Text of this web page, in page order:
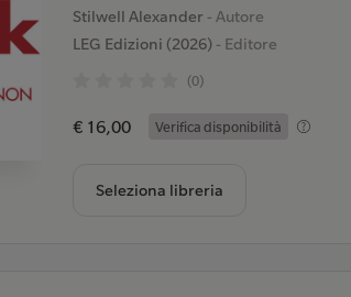
Stilwell Alexander - Autore
LEG Edizioni (2026)- Editore
(0)
€ 16,00 Verifica disponibilità
Seleziona libreria